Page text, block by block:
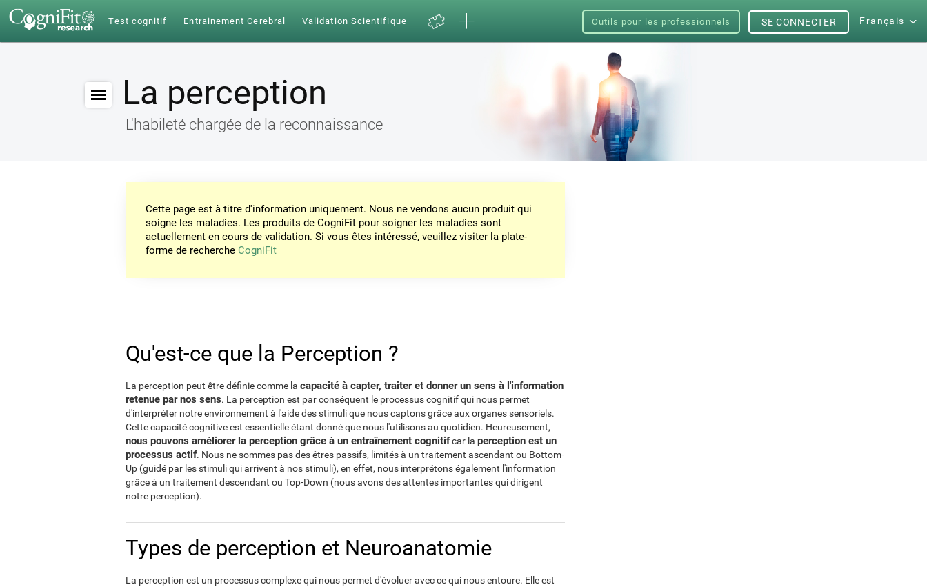
Test cognitif Entrainement Cerebral Validation Scientifique Outils pour les professionnels Français
SE CONNECTER
La perception
L'habileté chargée de la reconnaissance
Cette page est à titre d'information uniquement. Nous ne vendons aucun produit qui
soigne les maladies. Les produits de CogniFit pour soigner les maladies sont
actuellement en cours de validation. Si vous êtes intéressé, veuillez visiter la plate-
forme de recherche CogniFit
Qu'est-ce que la Perception ?
La perception peut être définie comme la capacité à capter, traiter et donner un sens à l'information
retenue par nos sens. La perception est par conséquent le processus cognitif qui nous permet
d'interpréter notre environnement à l'aide des stimuli que nous captons grâce aux organes sensoriels.
Cette capacité cognitive est essentielle étant donné que nous l'utilisons au quotidien. Heureusement,
nous pouvons améliorer la perception grâce à un entraînement cognitifcar la perception est un
processus actif. Nous ne sommes pas des êtres passifs, limités à un traitement ascendant ou Bottom-
Up (guidé par les stimuli qui arrivent à nos stimuli), en effet, nous interprétons également l'information
grâce à un traitement descendant ou Top-Down (nous avons des attentes importantes qui dirigent
notre perception).
Types de perception et Neuroanatomie
La perception est un processus complexe qui nous permet d'évoluer avec ce qui nous entoure. Elle est